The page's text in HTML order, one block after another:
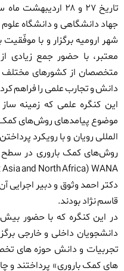
تاریخ۲۷ و۲۸ اردیبهشت ماه
جهاد دانشگاهی و دانشگاه
شهر ارومیه برگزار و با موفّقیت
معتبر، با حضور جمع زیادی
متخصصان از کشورهای مختلف
دانش و تجارب علمی را فراهم کرد
این کنگره علمی که زمینه
موضوع پیامدهای روش‌های کمک
المللی رویان و با رویکرد
روش‌های کمک باروری در سطح
WANA
(
and North Africa
دکتر احمد وثوق و دبیر اجرایی
قاسم نژاد بودند.
در این کنگرهکه با حضور بیش
دانشجویان داخلی و خارجی
تجربیات و دانش حوزه های
های کمک باروری» پرداختند